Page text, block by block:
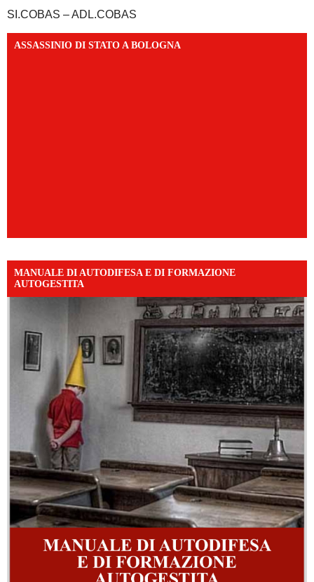
SI.COBAS – ADL.COBAS
ASSASSINIO DI STATO A BOLOGNA
MANUALE DI AUTODIFESA E DI FORMAZIONE
AUTOGESTITA